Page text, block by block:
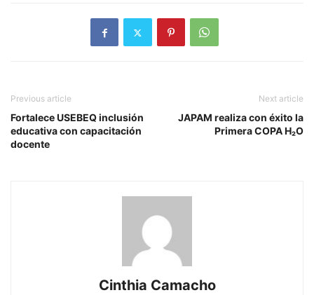
Previous article
Fortalece USEBEQ inclusión
educativa con capacitación
docente
Next article
JAPAM realiza con éxito la
Primera COPA H₂O
Cinthia Camacho